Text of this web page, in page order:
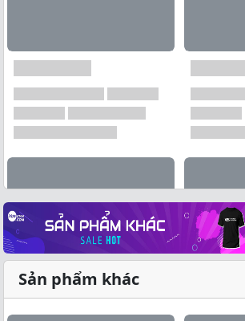
Xem tất cả →
Sản phẩm khác